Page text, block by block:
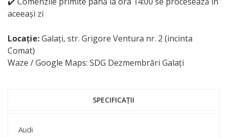
aceeași zi
Locație:Galați, str. Grigore Ventura nr. 2 (incinta
Comat)
Waze / Google Maps: SDG Dezmembrări Galați
SPECIFICAȚII
Specificații
Audi